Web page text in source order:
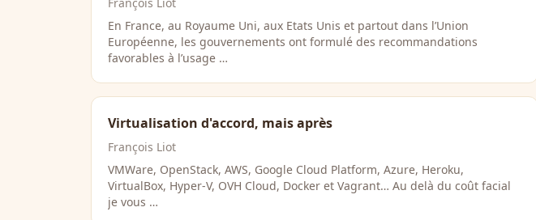
En France, au Royaume Uni, aux Etats Unis et partout dans l’Union
Européenne, les gouvernements ont formulé des recommandations
favorables à l’usage …
Virtualisation d'accord, mais après
François Liot
VMWare, OpenStack, AWS, Google Cloud Platform, Azure, Heroku,
VirtualBox, Hyper-V, OVH Cloud, Docker et Vagrant… Au delà du coût facial
je vous …